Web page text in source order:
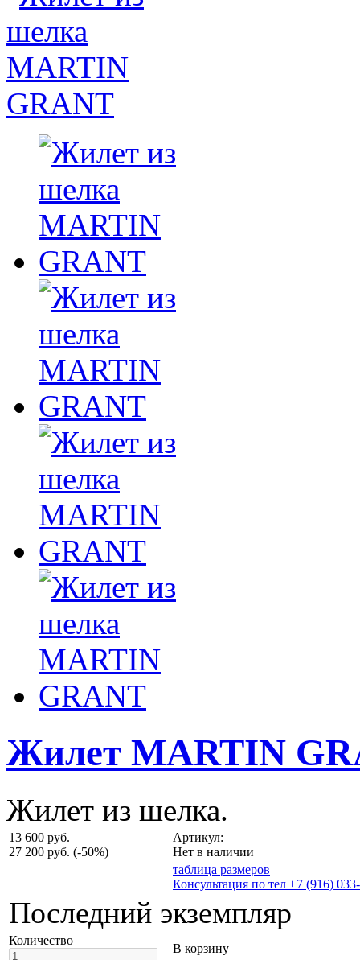
Жилет MARTIN
Жилет из шелка.
13 600 руб.
27 200 руб. (-50%)
Артикул:
Нет в наличии
таблица размеров
Консультация по тел +7 (916)
Последний экземпляр
Количество
В корзину